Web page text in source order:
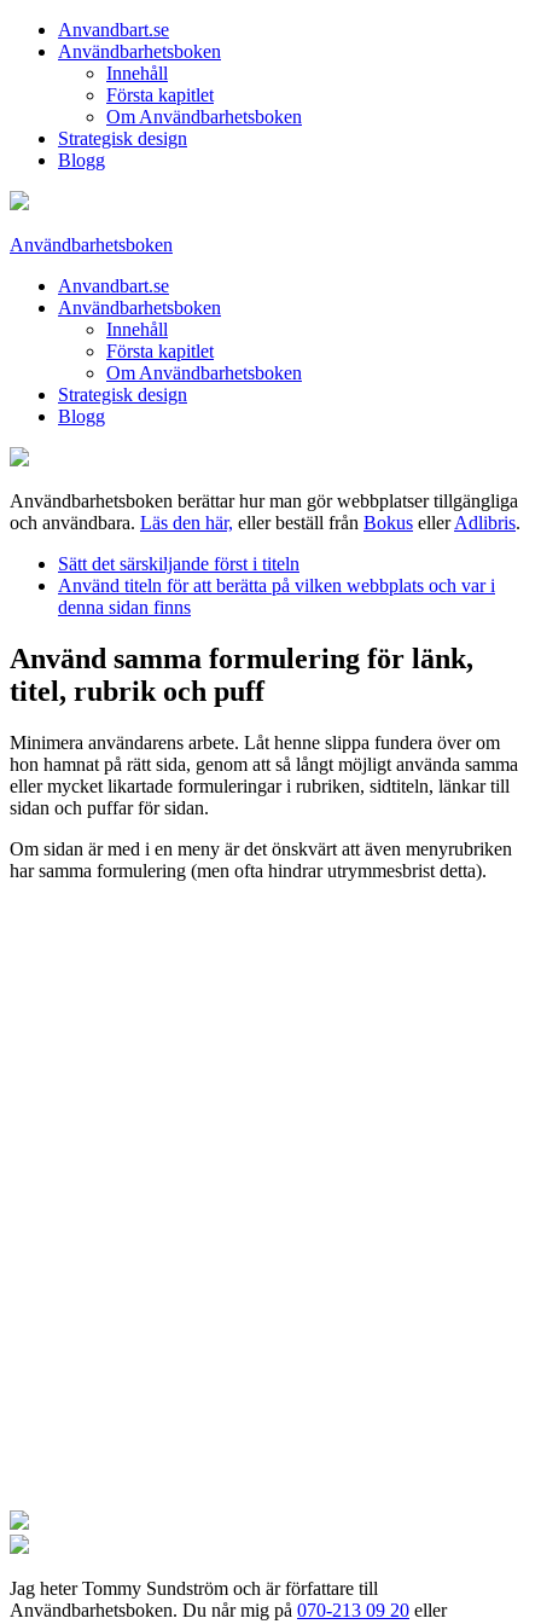
Anvandbart.se
Användbarhetsboken
Innehåll
Första kapitlet
Om Användbarhetsboken
Strategisk design
Blogg
Användbarhetsboken
Anvandbart.se
Användbarhetsboken
Innehåll
Första kapitlet
Om Användbarhetsboken
Strategisk design
Blogg
Användbarhetsboken berättar hur man gör webbplatser tillgängliga
och användbara. Läs den här, eller beställ från Bokus ellerAdlibris.
Sätt det särskiljande först i titeln
Använd titeln för att berätta på vilken webbplats och var i
denna sidan finns
Använd samma formulering för länk,
titel, rubrik och puff
Minimera användarens arbete. Låt henne slippa fundera över om
hon hamnat på rätt sida, genom att så långt möjligt använda samma
eller mycket likartade formuleringar i rubriken, sidtiteln, länkar till
sidan och puffar för sidan.
Om sidan är med i en meny är det önskvärt att även menyrubriken
har samma formulering (men ofta hindrar utrymmesbrist detta).
Jag heter Tommy Sundström och är författare till
Användbarhetsboken. Du når mig på 070-213 09 20 eller